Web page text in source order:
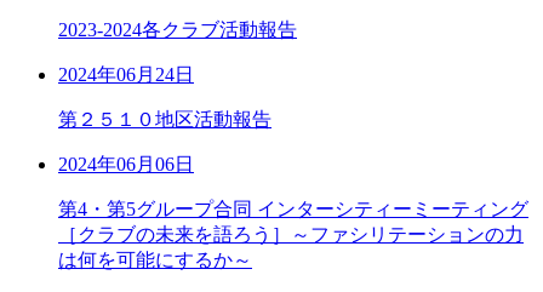
2023-2024各クラブ活動報告
2024年06月24日
第２５１０地区活動報告
2024年06月06日
第4・第5グループ合同 インターシティーミーティング
［クラブの未来を語ろう］～ファシリテーションの力
は何を可能にするか～